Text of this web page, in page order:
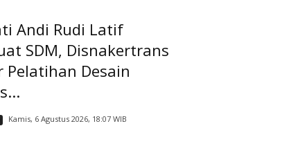
Andi Rudi Latif
SDM, Disnakertrans
Pelatihan Desain
Kamis, 6 Agustus 2026, 18:07 WIB